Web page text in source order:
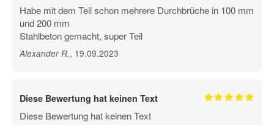
Habe mit dem Teil schon mehrere Durchbrüche in 100 mm
und 200 mm
Stahlbeton gemacht, super Teil
Alexander R., 19.09.2023
Diese Bewertung hat keinen Text
Diese Bewertung hat keinen Text